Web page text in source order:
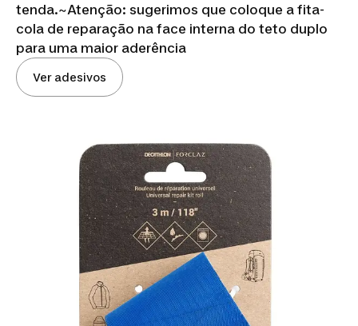
tenda.~Atenção: sugerimos que coloque a fita-
cola de reparação na face interna do teto duplo
para uma maior aderência
Ver adesivos